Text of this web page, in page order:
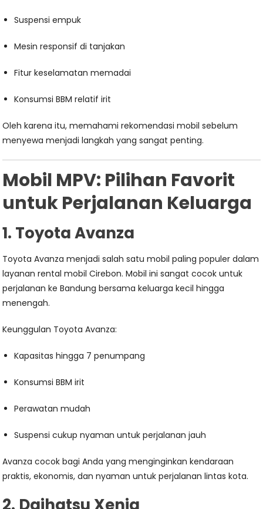
Suspensi empuk
Mesin responsif di tanjakan
Fitur keselamatan memadai
Konsumsi BBM relatif irit
Oleh karena itu, memahami rekomendasi mobil sebelum
menyewa menjadi langkah yang sangat penting.
Mobil MPV: Pilihan Favorit
untuk Perjalanan Keluarga
1. Toyota Avanza
Toyota Avanza menjadi salah satu mobil paling populer dalam
layanan rental mobil Cirebon. Mobil ini sangat cocok untuk
perjalanan ke Bandung bersama keluarga kecil hingga
menengah.
Keunggulan Toyota Avanza:
Kapasitas hingga 7 penumpang
Konsumsi BBM irit
Perawatan mudah
Suspensi cukup nyaman untuk perjalanan jauh
Avanza cocok bagi Anda yang menginginkan kendaraan
praktis, ekonomis, dan nyaman untuk perjalanan lintas kota.